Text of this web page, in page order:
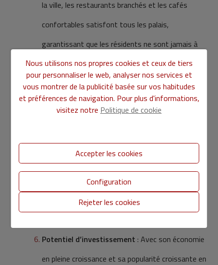
la ville, les restaurants branchés et les cafés
confortables satisfont tous les palais,
garantissant que les résidents ne sont jamais à
court d’options délicieuses à déguster.
Excellente connectivité: L’emplacement
stratégique de Valence et son infrastructure de
facilement dans la ville et au-delà. Que ce soit en
bus, en métro, à vélo ou à pied, se déplacer à
Valence est pratique et sans tracas, ce qui permet
aux résidents d’explorer facilement ses
Potentiel d’investissement : Avec son économie
en pleine croissance et sa popularité croissante en
Nous utilisons nos propres cookies et ceux de tiers
pour personnaliser le web, analyser nos services et
vous montrer de la publicité basée sur vos habitudes
et préférences de navigation. Pour plus d'informations,
visitez notre Politique de cookie
Accepter les cookies
Configuration
Rejeter les cookies